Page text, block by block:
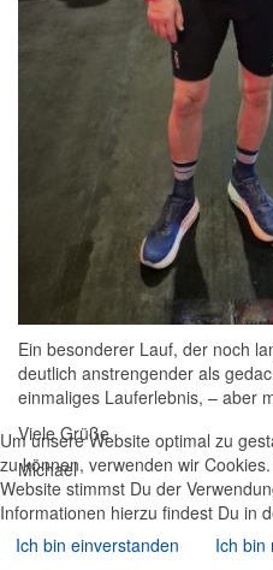
Ein besonderer Lauf, der noch
deutlich anstrengender als
einmaliges Lauferlebnis, – aber
Viele Grüße
Michael
Um unsere Website optimal zu
zu können, verwenden wir
Website stimmst Du der
Informationen hierzu findest Du in
Ich bin einverstanden
Ich bin